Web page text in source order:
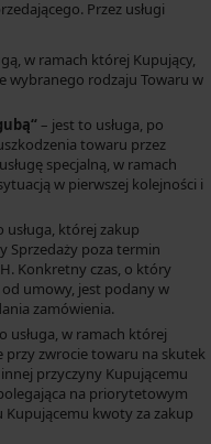
Przez usługi
w ramach której Kupujący,
wybranego rodzaju Towaru w
– jest to usługa, po
towaru przez
specjalną, w ramach
w pierwszej kolejności i
usługa, której zakup
Sprzedaży poza termin
Konkretny czas, o który
umowy, jest podany w
zamówienia.
usługa, w ramach której
przy zwrocie towaru na skutek
przyczyny Kupującemu
na priorytetowym
kwoty za zakup